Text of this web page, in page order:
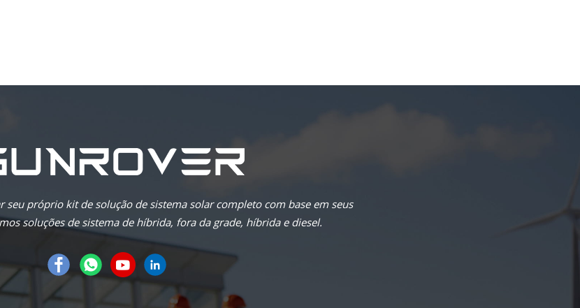
seu próprio kit de solução de sistema solar completo com base em seus
soluções de sistema de híbrida, fora da grade, híbrida e diesel.